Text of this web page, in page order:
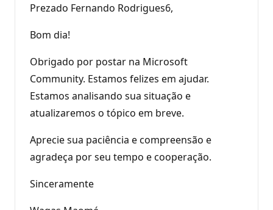
Prezado Fernando Rodrigues6,
Bom dia!
Obrigado por postar na Microsoft
Community. Estamos felizes em ajudar.
Estamos analisando sua situação e
atualizaremos o tópico em breve.
Aprecie sua paciência e compreensão e
agradeça por seu tempo e cooperação.
Sinceramente